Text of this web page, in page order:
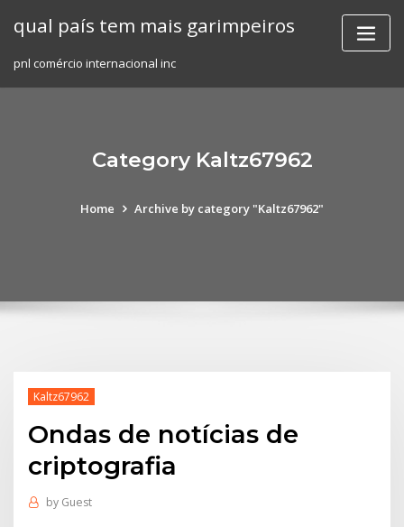
qual país tem mais garimpeiros
pnl comércio internacional inc
Category Kaltz67962
Home Archive by category "Kaltz67962"
Kaltz67962
Ondas de notícias de
criptografia
by Guest